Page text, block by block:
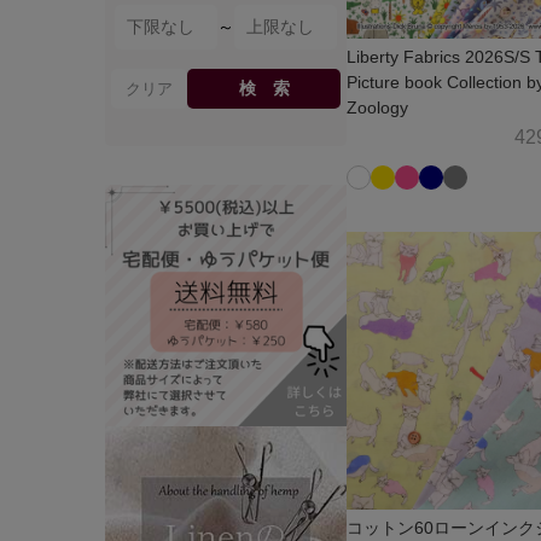
～
クリア 検 索
Liberty Fabrics 2026S/S
Picture book Collection
Zoology
コットン60ローンインク